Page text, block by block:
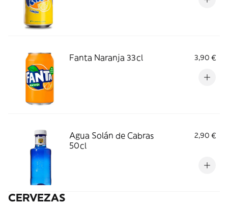
Fanta Naranja 33cl 3,90 €
Agua Solán de Cabras
50cl
2,90 €
CERVEZAS